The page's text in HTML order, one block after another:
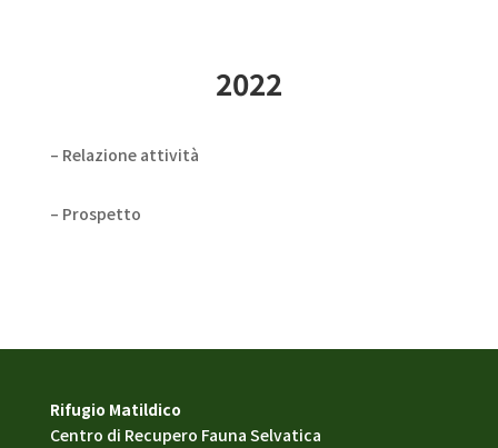
2022
– Relazione attività
– Prospetto
Rifugio Matildico
Centro di Recupero Fauna Selvatica